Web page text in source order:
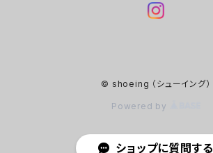
© shoeing （シューイング）
Powered by
ショップに質問する